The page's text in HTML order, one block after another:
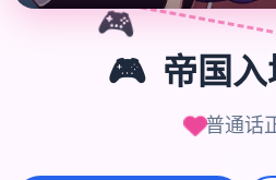
🎮
🎮 帝国
普通话